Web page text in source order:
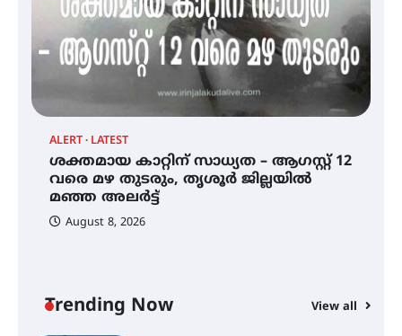
ALERT LATEST
ശക്തമായ കാറ്റിന് സാധ്യത – ആഗസ്റ്റ് 12
വരെ മഴ തുടരും, തൃശൂർ ജില്ലയിൽ
മഞ്ഞ അലർട്ട്
August 8, 2026
Trending Now View all
സെന്റ് ജോസഫ്സ് കോളജ്
കോമേഴ്‌സ് അസോസിയേഷന്
തുടക്കമായി
കോമേഴ്സ് എക്സ്പോയുമായി
എസ് എൻ ഹയർ സെക്കൻഡറി
വിദ്യാർത്ഥികൾ